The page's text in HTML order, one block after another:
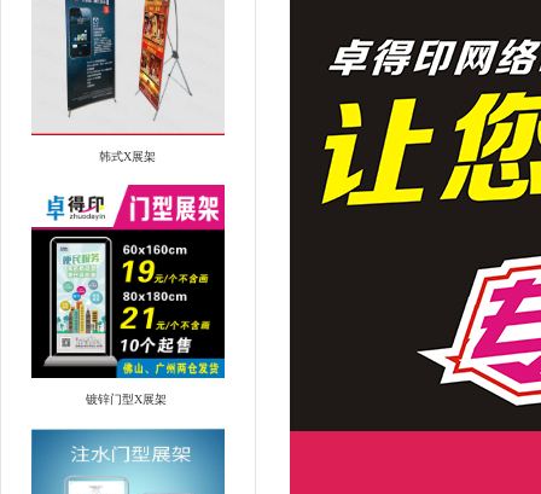
韩式X展架
镀锌门型X展架